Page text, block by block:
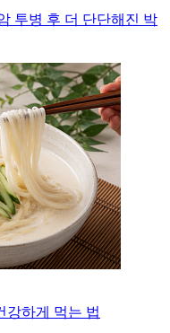
투병 후 더 단단해진 박
강하게 먹는 법